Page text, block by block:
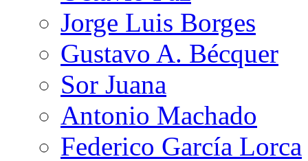
Jorge Luis Borges
Gustavo A. Bécquer
Sor Juana
Antonio Machado
Federico García Lorca